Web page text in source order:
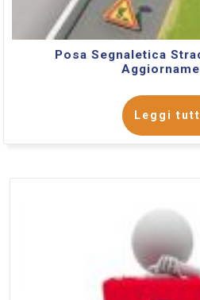
Posa Segnaletica
Leggi